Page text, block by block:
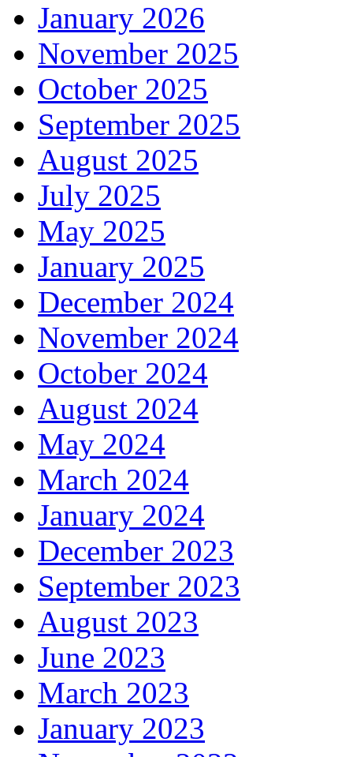
January 2026
November 2025
October 2025
September 2025
August 2025
July 2025
May 2025
January 2025
December 2024
November 2024
October 2024
August 2024
May 2024
March 2024
January 2024
December 2023
September 2023
August 2023
June 2023
March 2023
January 2023